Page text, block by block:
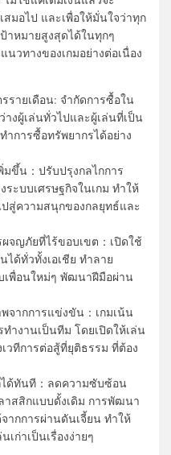
สมอไป และเพื่อให้มั่นใจว่าทุก
าหมายสูงสุดได้ในทุกๆ
นวทางของเกมอย่างต่อเนื่อง
รายเดือน: จำกัดการซื้อใน
งผู้เล่นทั่วไปและผู้เล่นที่เป็น
ำการซื้อทรัพยากรได้อย่าง
ขึ้น：ปรับปรุงกลไกการ
ะบบเศรษฐกิจในเกม ทำให้
สู่ความสนุกของกลยุทธ์และ
ผจญภัยที่ไร้ขอบเขต：เปิดใช้
ได้ทั่วทั้งเอเชีย ทำลาย
เพื่อนใหม่ๆ พัฒนาฝีมือผ่าน
จากการแข่งขัน：เกมเน้น
ำงานเป็นทีม โดยเปิดให้เล่น
เวทีการต่อสู้ที่ยุติธรรม ที่ต้อง
ได้ทันที：ลดความซับซ้อน
สสิกแบบดั้งเดิม การพัฒนา
ากการผ่านดันเจี้ยน ทำให้
เก่าเป็นเรื่องง่ายๆ